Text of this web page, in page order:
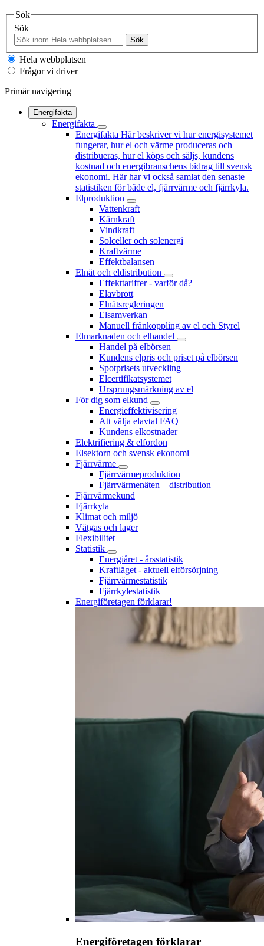
Sök
Sök
Sök
Hela webbplatsen
Frågor vi driver
Primär navigering
Energifakta
Energifakta
Energifakta Här beskriver vi hur energisystemet
fungerar, hur el och värme produceras och
distribueras, hur el köps och säljs, kundens
kostnad och energibranschens bidrag till svensk
ekonomi. Här har vi också samlat den senaste
statistiken för både el, fjärrvärme och fjärrkyla.
Elproduktion
Vattenkraft
Kärnkraft
Vindkraft
Solceller och solenergi
Kraftvärme
Effektbalansen
Elnät och eldistribution
Effekttariffer - varför då?
Elavbrott
Elnätsregleringen
Elsamverkan
Manuell frånkoppling av el och Styrel
Elmarknaden och elhandel
Handel på elbörsen
Kundens elpris och priset på elbörsen
Spotprisets utveckling
Elcertifikatsystemet
Ursprungsmärkning av el
För dig som elkund
Energieffektivisering
Att välja elavtal FAQ
Kundens elkostnader
Elektrifiering & elfordon
Elsektorn och svensk ekonomi
Fjärrvärme
Fjärrvärmeproduktion
Fjärrvärmenäten – distribution
Fjärrvärmekund
Fjärrkyla
Klimat och miljö
Vätgas och lager
Flexibilitet
Statistik
Energiåret - årsstatistik
Kraftläget - aktuell elförsörjning
Fjärrvärmestatistik
Fjärrkylestatistik
Energiföretagen förklarar!
Energiföretagen förklarar